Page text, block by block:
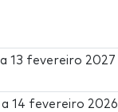
a13 fevereiro 2027
a14 fevereiro 2026